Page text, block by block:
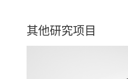
其他研究项目